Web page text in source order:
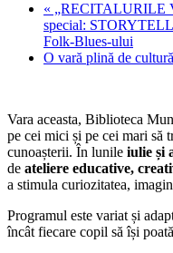
« „RECITALURILE
special:
Folk‑Blues‑ului
O vară plină de
Vara aceasta, Biblioteca
pe cei mici și pe cei mari să
cunoașterii. În lunile iulie și
de ateliere educative,
a stimula curiozitatea,
Programul este variat și
încât fiecare copil să își